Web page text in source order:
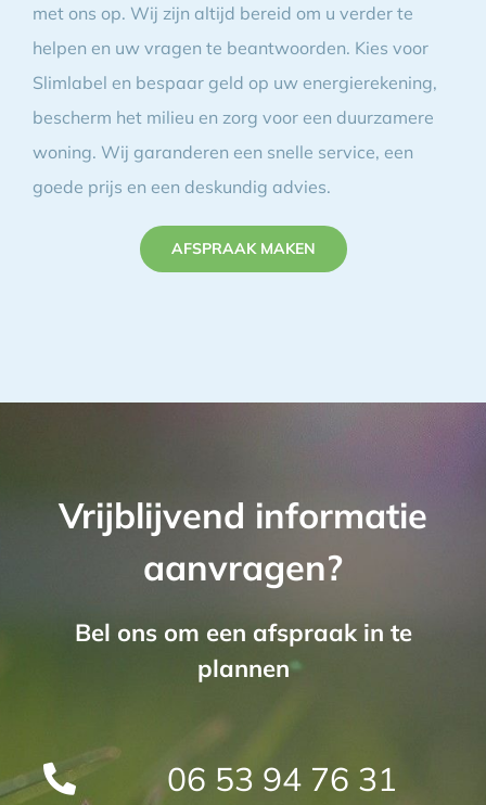
met ons op. Wij zijn altijd bereid om u verder te
helpen en uw vragen te beantwoorden. Kies voor
Slimlabel en bespaar geld op uw energierekening,
bescherm het milieu en zorg voor een duurzamere
woning. Wij garanderen een snelle service, een
goede prijs en een deskundig advies.
AFSPRAAK MAKEN
Vrijblijvend informatie
aanvragen?
Bel ons om een afspraak in te
plannen
06 53 94 76 31